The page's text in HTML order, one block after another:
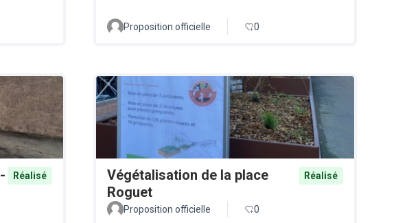
Proposition officielle 0
Réalisé
Végétalisation de la place
Roguet
Réalisé
Proposition officielle 0